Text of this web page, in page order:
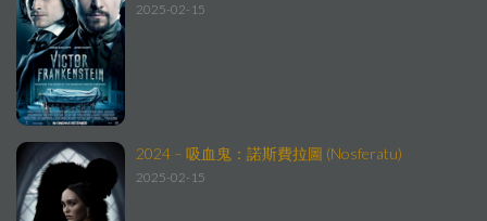
2025-02-15
2024 – 吸血鬼：諾斯費拉圖 (Nosferatu)
2025-02-15